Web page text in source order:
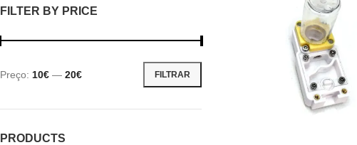
FILTER BY PRICE
FILTRAR
Preço: 10€ — 20€
PRODUCTS